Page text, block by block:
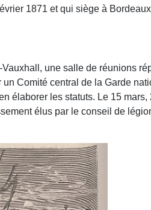
1871 et qui siège à
une salle de réunions
Comité central de la Garde
élaborer les statuts. Le 15
élus par le conseil de